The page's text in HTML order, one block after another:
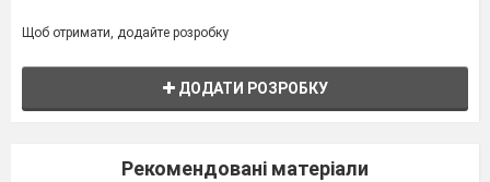
Щоб отримати, додайте розробку
ДОДАТИ РОЗРОБКУ
Рекомендовані матеріали